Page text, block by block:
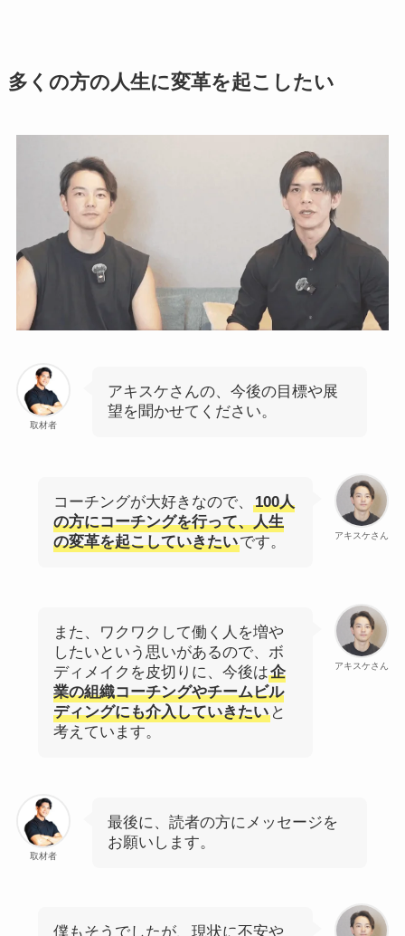
多くの方の人生に変革を起こしたい
取材者
アキスケさんの、今後の目標や展
望を聞かせてください。
アキスケさん
コーチングが大好きなので、
100人
の方にコーチングを行って、人生
の変革を起こしていきたいです。
アキスケさん
また、ワクワクして働く人を増や
したいという思いがあるので、ボ
ディメイクを皮切りに、今後は企
業の組織コーチングやチームビル
ディングにも介入していきたいと
考えています。
取材者
最後に、読者の方にメッセージを
お願いします。
僕もそうでしたが、現状に不安や